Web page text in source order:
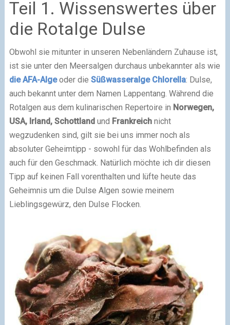
Teil 1. Wissenswertes über
die Rotalge Dulse
Obwohl sie mitunter in unseren Nebenländern Zuhause ist,
ist sie unter den Meersalgen durchaus unbekannter als wie
die AFA-Algeoder die Süßwasseralge Chlorella: Dulse,
auch bekannt unter dem Namen Lappentang. Während die
Rotalgen aus dem kulinarischen Repertoire in Norwegen,
USA, Irland, Schottland und Frankreichnicht
wegzudenken sind, gilt sie bei uns immer noch als
absoluter Geheimtipp - sowohl für das Wohlbefinden als
auch für den Geschmack. Natürlich möchte ich dir diesen
Tipp auf keinen Fall vorenthalten und lüfte heute das
Geheimnis um die Dulse Algen sowie meinem
Lieblingsgewürz, den Dulse Flocken.